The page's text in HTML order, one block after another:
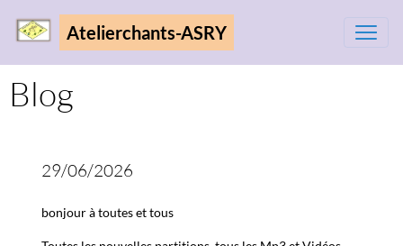
Atelierchants-ASRY
Blog
29/06/2026
bonjour à toutes et tous